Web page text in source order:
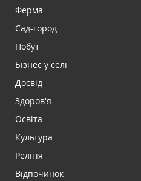
Ферма
Сад-город
Побут
Бізнес у селі
Досвід
Здоров'я
Освіта
Культура
Релігія
Відпочинок